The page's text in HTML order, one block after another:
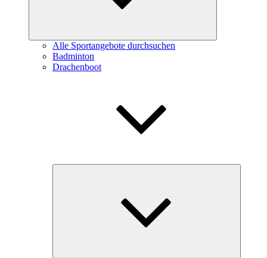
Alle Sportangebote durchsuchen
Badminton
Drachenboot